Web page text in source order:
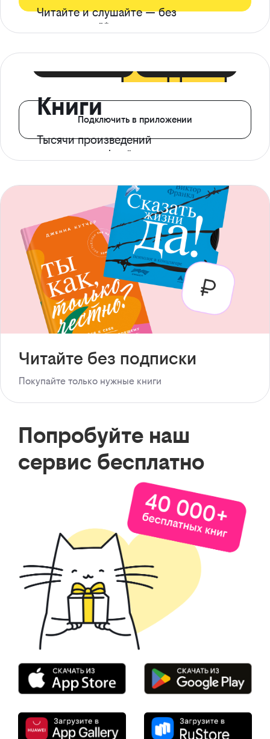
Читайте и слушайте — без
ограничений*
Книги
Тысячи произведений
с доступом офлайн
Подключить в приложении
Читайте без подписки
Покупайте только нужные книги
Попробуйте наш
сервис бесплатно